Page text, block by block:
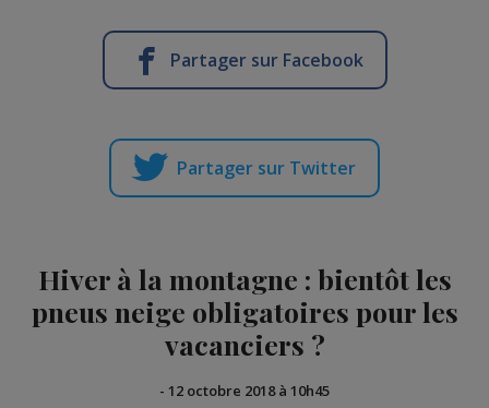
Partager sur Facebook
Partager sur Twitter
Hiver à la montagne : bientôt les
pneus neige obligatoires pour les
vacanciers ?
- 12 octobre 2018 à 10h45